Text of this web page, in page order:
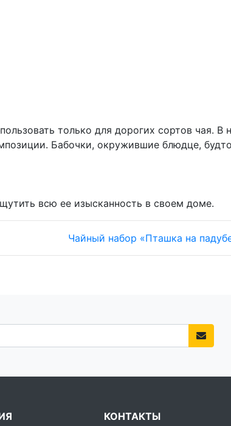
только для дорогих сортов чая. В
Бабочки, окружившие блюдце,
всю ее изысканность в своем доме.
Чайный набор «Пташка на
КОНТАКТЫ